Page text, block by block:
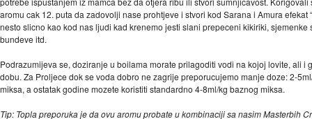
aromu cak 12. puta da zadovolji nase prohtjeve i stvori kod Sarana i Amura efekat
nesto slicno kao kod nas ljudi kad krenemo jesti slani prepeceni kikiriki, sjemenke
bundeve itd.
Podrazumijeva se, doziranje u boilama morate prilagoditi vodi na kojoj lovite, ali i
dobu. Za Proljece dok se voda dobro ne zagrije preporucujemo manje doze: 2-
miksa, a ostatak godine mozete koristiti standardno 4-8ml/kg baznog miksa.
Tip: Topla preporuka je da ovu aromu probate u kombinaciji sa nasim Masterbih